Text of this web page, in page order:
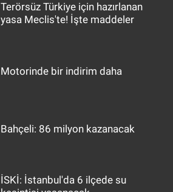
Terörsüz Türkiye için hazırlanan
yasa Meclis'te! İşte maddeler
Motorinde bir indirim daha
Bahçeli: 86 milyon kazanacak
İSKİ: İstanbul'da 6 ilçede su